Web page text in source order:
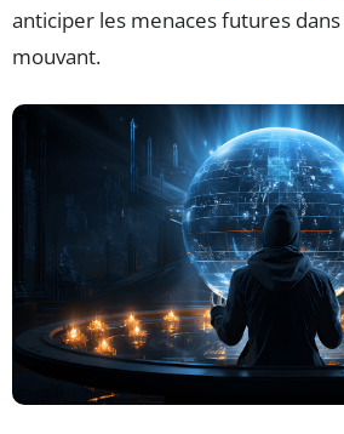
anticiper les menaces futures
mouvant.